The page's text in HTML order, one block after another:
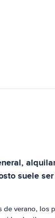
suele
de verano, los